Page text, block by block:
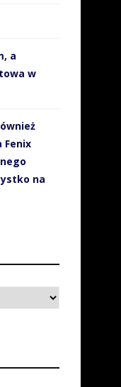
a
w
Fenix
na